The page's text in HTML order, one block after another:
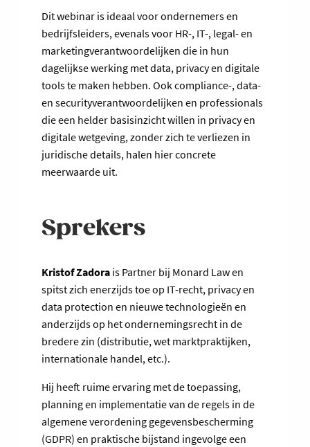
Dit webinar is ideaal voor ondernemers en
bedrijfsleiders, evenals voor HR-, IT-, legal- en
marketingverantwoordelijken die in hun
dagelijkse werking met data, privacy en digitale
tools te maken hebben. Ook compliance-, data-
en securityverantwoordelijken en professionals
die een helder basisinzicht willen in privacy en
digitale wetgeving, zonder zich te verliezen in
juridische details, halen hier concrete
meerwaarde uit.
Sprekers
Kristof Zadora is Partner bij Monard Law en
spitst zich enerzijds toe op IT-recht, privacy en
data protection en nieuwe technologieën en
anderzijds op het ondernemingsrecht in de
bredere zin (distributie, wet marktpraktijken,
internationale handel, etc.).
Hij heeft ruime ervaring met de toepassing,
planning en implementatie van de regels in de
algemene verordening gegevensbescherming
(GDPR) en praktische bijstand ingevolge een